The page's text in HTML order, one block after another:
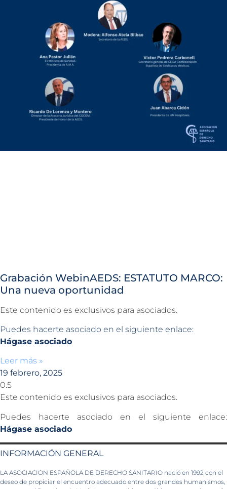
Grabación WebinAEDS: ESTATUTO MARCO:
Una nueva oportunidad
Este contenido es exclusivos para asociados.
Puedes hacerte asociado en el siguiente enlace:
Hágase asociado
Leer más »
19 febrero, 2025
Este contenido es exclusivos para asociados.
Puedes hacerte asociado en el siguiente enlace:
Hágase asociado
INFORMACIÓN GENERAL
LA ASOCIACION ESPAÑOLA DE DERECHO SANITARIO nació en 1992 con el
deseo de propiciar el encuentro adecuado entre dos grandes humanismos,